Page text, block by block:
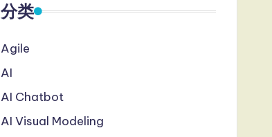
分类
Agile
AI
AI Chatbot
AI Visual Modeling